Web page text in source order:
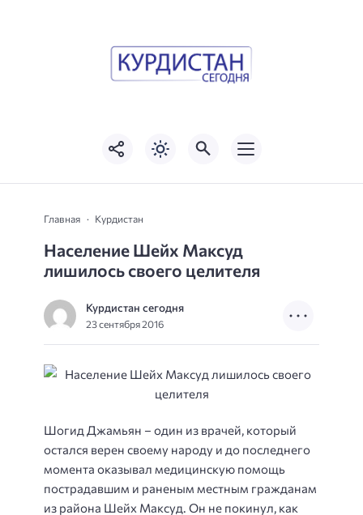
Главная Курдистан
Население Шейх Максуд
лишилось своего целителя
Курдистан сегодня
23 сентября 2016
Шогид Джамьян – один из врачей, который
остался верен своему народу и до последнего
момента оказывал медицинскую помощь
пострадавшим и раненым местным гражданам
из района Шейх Максуд. Он не покинул, как